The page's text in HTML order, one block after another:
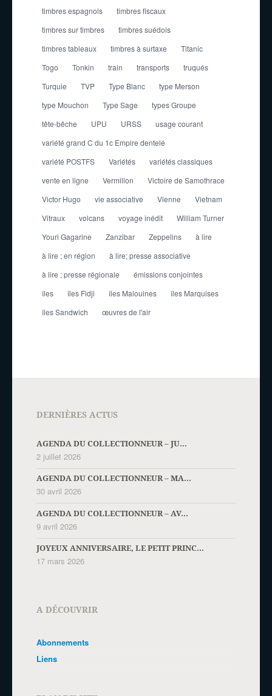
timbres espagnols
timbres fiscaux
timbres sur timbres
timbres suédois
timbres tableaux
timbres à surtaxe
Titanic
Togo
Tonkin train transports
truqués
Turquie
TVP Type Blanc
type Merson
type Mouchon
Type Sage
types Groupe
tête-bêche
UPU URSS
usage courant
variété grand C du 1c Empire dentelé
variété POSTFS
Variétés
variétés classiques
vente en ligne
Vermillon
Victoire de Samothrace
Victor Hugo
vie associative Vienne
Vietnam
Vitraux
volcans voyage inédit
William Turner
Youri Gagarine
Zanzibar Zeppelins
à lire
à lire ; en région
à lire; presse associative
à lire ; presse régionale
émissions conjointes
îles
îles Fidji îles Malouines
îles Marquises
îles Sandwich
œuvres de l'air
DERNIÈRES ACTUS
AGENDA DU COLLECTIONNEUR – JU...
2 juillet 2026
AGENDA DU COLLECTIONNEUR – MA...
30 avril 2026
AGENDA DU COLLECTIONNEUR – AV...
9 avril 2026
JOYEUX ANNIVERSAIRE, LE PETIT PRINC...
17 mars 2026
A DÉCOUVRIR
Abonnements
Liens